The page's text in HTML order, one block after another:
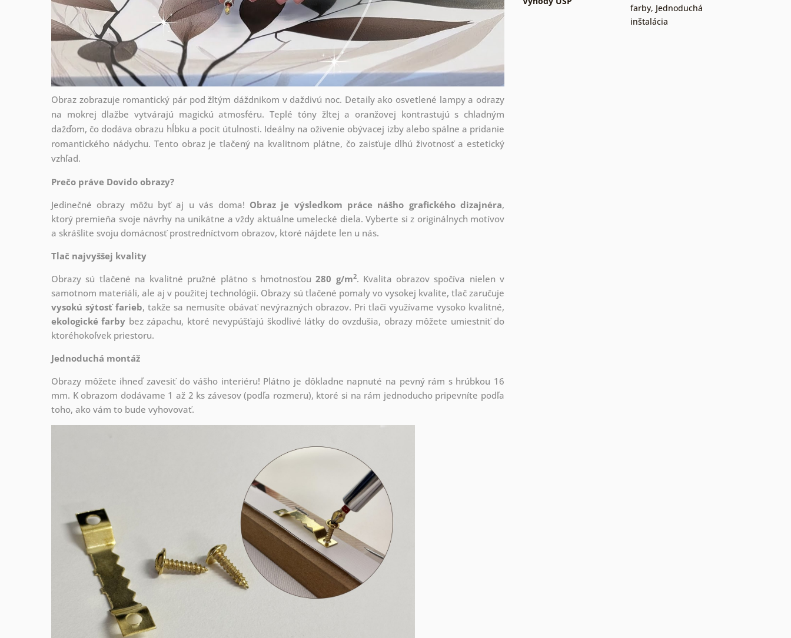
Obraz zobrazuje romantický pár pod žltým dáždnikom v daždivú noc. Detaily ako osvetlené lampy a odrazy
na mokrej dlažbe vytvárajú magickú atmosféru. Teplé tóny žltej a oranžovej kontrastujú s chladným
dažďom, čo dodáva obrazu hĺbku a pocit útulnosti. Ideálny na oživenie obývacej izby alebo spálne a pridanie
romantického nádychu. Tento obraz je tlačený na kvalitnom plátne, čo zaisťuje dlhú životnosť a estetický
vzhľad.
Prečo práve Dovido obrazy?
Jedinečné obrazy môžu byť aj u vás doma! Obraz je výsledkom práce nášho grafického dizajnéra,
ktorý premieňa svoje návrhy na unikátne a vždy aktuálne umelecké diela. Vyberte si z originálnych motívov
a skrášlite svoju domácnosť prostredníctvom obrazov, ktoré nájdete len u nás.
Tlač najvyššej kvality
Obrazy sú tlačené na kvalitné pružné plátno s hmotnosťou280 g/m2. Kvalita obrazov spočíva nielen v
samotnom materiáli, ale aj v použitej technológii. Obrazy sú tlačené pomaly vo vysokej kvalite, tlač zaručuje
vysokú sýtosť farieb, takže sa nemusíte obávať nevýrazných obrazov. Pri tlači využívame vysoko kvalitné,
ekologické farby bez zápachu, ktoré nevypúšťajú škodlivé látky do ovzdušia, obrazy môžete umiestniť do
ktoréhokoľvek priestoru.
Jednoduchá montáž
Obrazy môžete ihneď zavesiť do vášho interiéru! Plátno je dôkladne napnuté na pevný rám s hrúbkou 16
mm. K obrazom dodávame 1 až 2 ks závesov (podľa rozmeru), ktoré si na rám jednoducho pripevníte podľa
toho, ako vám to bude vyhovovať.
farby, Jednoduchá
inštalácia